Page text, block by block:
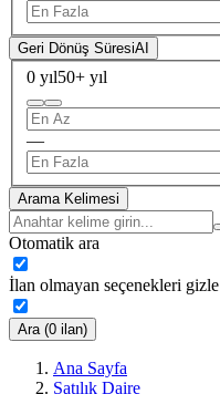
Geri Dönüş SüresiAI
0 yıl50+ yıl
—
Arama Kelimesi
Otomatik ara
İlan olmayan seçenekleri gizle
Ara (0 ilan)
Ana Sayfa
Satılık Daire